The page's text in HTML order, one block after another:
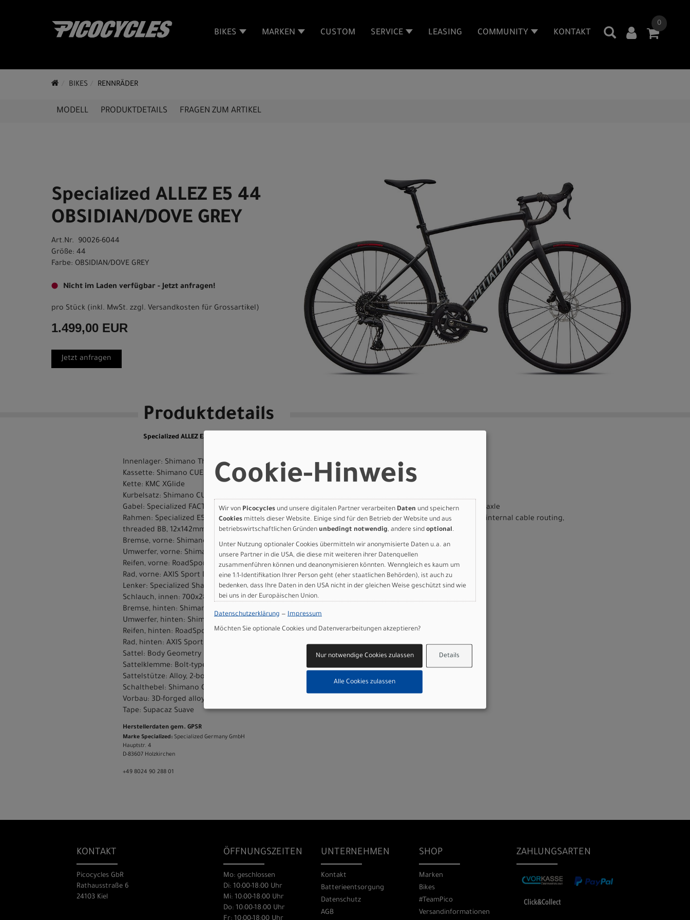
0
BIKES MARKEN CUSTOM SERVICE LEASING COMMUNITY KONTAKT
BIKES RENNRÄDER
MODELL PRODUKTDETAILS FRAGEN ZUM ARTIKEL
Specialized ALLEZ E5 44
OBSIDIAN/DOVE GREY
Art.Nr. 90026-6044
Größe: 44
Farbe: OBSIDIAN/DOVE GREY
Nicht im Laden verfügbar - Jetzt anfragen!
pro Stück (inkl. MwSt. zzgl. Versandkosten für Grossartikel)
1.499,00 EUR
Jetzt anfragen
Produktdetails
Specialized ALLEZ E5 44 OBSIDIAN/DOVE GREY
Innenlager: Shimano Threaded BSA BB
Kassette: Shimano CUES, 11-39T, 10sp
Kette: KMC XGlide
Kurbelsatz: Shimano CUES FC-U6030, 50/34T
Gabel: Specialized FACT full carbon, flat mount disc, 1-1/8" to 1-3/8" taper, fender eyelets, 12x100mm thru-axle
Rahmen: Specialized E5 Premium Aluminum, flat mount disc, fully manipulated tubing w/ SmoothWelds, internal cable routing,
threaded BB, 12x142mm thru-axle
Bremse, vorne: Shimano CUES Hydraulic Brake
Umwerfer, vorne: Shimano CUES FD-U6030, Braze-on
Reifen, vorne: RoadSport, 700x30
Rad, vorne: AXIS Sport Disc
Lenker: Specialized Shallow Drop, 6061, 70x125mm, 31.8mm clamp
Schlauch, innen: 700x28-32, 48mm Presta Valve
Bremse, hinten: Shimano CUES Hydraulic Brake
Umwerfer, hinten: Shimano CUES RD-U6020, 10sp
Reifen, hinten: RoadSport, 700x30
Rad, hinten: AXIS Sport Disc
Sattel: Body Geometry Bridge Saddle, steel rails
Sattelklemme: Bolt-type, Rack Compatable 31.8mm
Sattelstütze: Alloy, 2-bolt Clamp, 12mm offset, 27.2mm, anti-corrosion hardware
Schalthebel: Shimano CUES ST-U6030
Vorbau: 3D-forged alloy, 31.8mm, 7-degree rise
Tape: Supacaz Suave
Herstellerdaten gem. GPSR
Marke Specialized: Specialized Germany GmbH
Hauptstr. 4
D-83607 Holzkirchen
+49 8024 90 288 01
KONTAKT
Picocycles GbR
Rathausstraße 6
24103 Kiel
ÖFFNUNGSZEITEN
Mo: geschlossen
Di: 10:00-18:00 Uhr
Mi: 10:00-18:00 Uhr
Do: 10:00-18:00 Uhr
UNTERNEHMEN
Kontakt
Batterieentsorgung
Datenschutz
AGB
SHOP
Marken
Bikes
#TeamPico
Versandinformationen
ZAHLUNGSARTEN
Cookie-Hinweis
Wir von Picocycles und unsere digitalen Partner verarbeiten Daten und speichern
Cookies mittels dieser Website. Einige sind für den Betrieb der Website und aus
betriebswirtschaftlichen Gründen unbedingt notwendig, andere sind optional.
Unter Nutzung optionaler Cookies übermitteln wir anonymisierte Daten u.a. an
unsere Partner in die USA, die diese mit weiteren ihrer Datenquellen
zusammenführen können und deanonymisieren könnten. Wenngleich es kaum um
eine 1:1-Identifikation Ihrer Person geht (eher staatlichen Behörden), ist auch zu
bedenken, dass Ihre Daten in den USA nicht in der gleichen Weise geschützt sind wie
bei uns in der Europäischen Union.
Datenschutzerklärung — Impressum
Möchten Sie optionale Cookies und Datenverarbeitungen akzeptieren?
Details
Nur notwendige Cookies zulassen
Alle Cookies zulassen